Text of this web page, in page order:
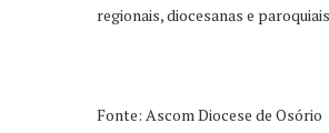
regionais, diocesanas e
Fonte: Ascom Diocese de Osório